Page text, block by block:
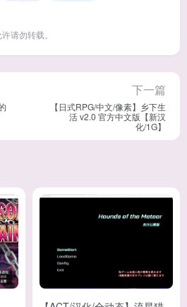
请勿转载。
下一篇
【日式RPG/中文/像素】乡下生
活 v2.0 官方中文版【新汉
化/1G】